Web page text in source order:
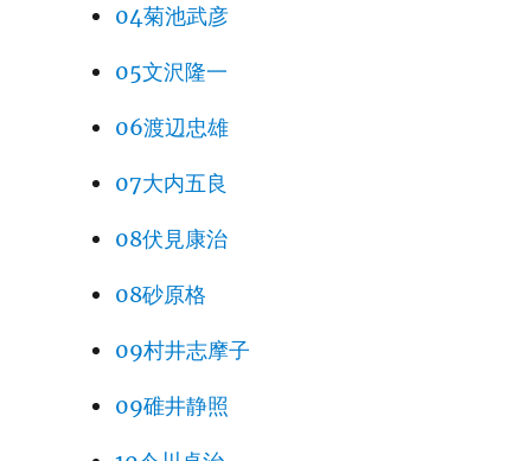
04菊池武彦
05文沢隆一
06渡辺忠雄
07大内五良
08伏見康治
08砂原格
09村井志摩子
09碓井静照